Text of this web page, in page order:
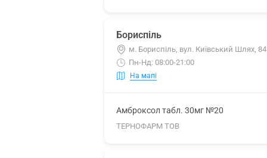
Бориспіль
м. Бориспіль, вул. Київський Шлях, 84
Пн-Нд: 08:00-21:00
На мапі
Амброксол табл. 30мг №20
ТЕРНОФАРМ ТОВ